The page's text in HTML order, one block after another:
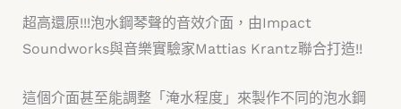
超高還原!!!泡水鋼琴聲的音效介面，由Impact
Soundworks與音樂實驗家Mattias Krantz聯合打造!!
這個介面甚至能調整「淹水程度」來製作不同的泡水鋼